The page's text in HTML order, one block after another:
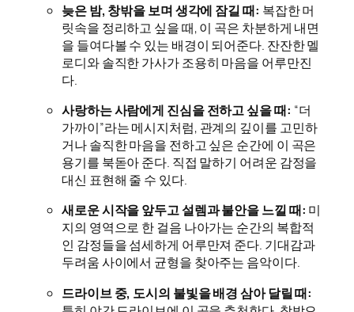
늦은 밤, 창밖을 보며 생각에 잠길 때: 복잡한 머
릿속을 정리하고 싶을 때, 이 곡은 차분하게 내면
을 들여다볼 수 있는 배경이 되어준다. 잔잔한 멜
로디와 솔직한 가사가 조용히 마음을 어루만진
다.
사랑하는 사람에게 진심을 전하고 싶을 때: “더
가까이”라는 메시지처럼, 관계의 깊이를 고민하
거나 솔직한 마음을 전하고 싶은 순간에 이 곡은
용기를 북돋아 준다. 직접 말하기 어려운 감정을
대신 표현해 줄 수 있다.
새로운 시작을 앞두고 설렘과 불안을 느낄 때: 미
지의 영역으로 한 걸음 나아가는 순간의 복합적
인 감정들을 섬세하게 어루만져 준다. 기대감과
두려움 사이에서 균형을 찾아주는 음악이다.
드라이브 중, 도시의 불빛을 배경 삼아 달릴 때: